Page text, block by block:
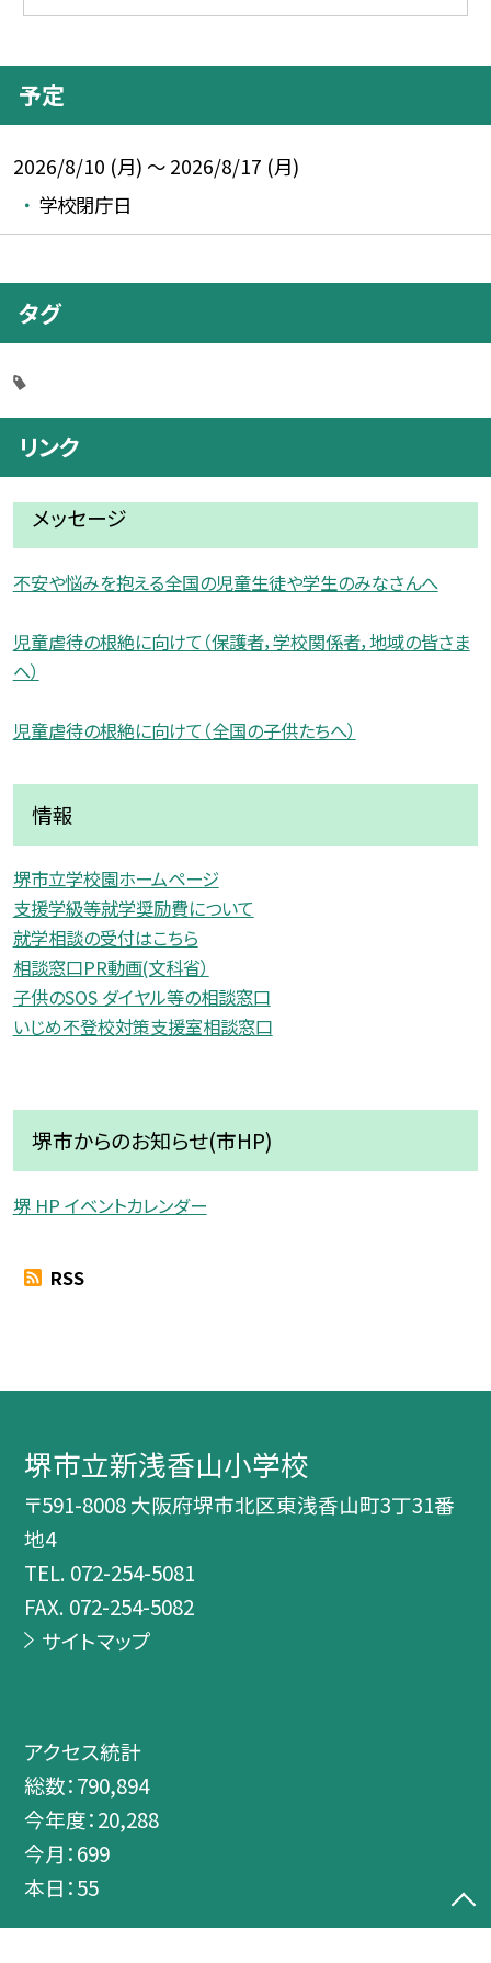
予定
2026/8/10 (月) ～ 2026/8/17 (月)
学校閉庁日
タグ
リンク
メッセージ
不安や悩みを抱える全国の児童生徒や学生のみなさんへ
児童虐待の根絶に向けて（保護者，学校関係者，地域の皆さま
へ）
児童虐待の根絶に向けて（全国の子供たちへ）
情報
堺市立学校園ホームページ
支援学級等就学奨励費について
就学相談の受付はこちら
相談窓口PR動画(文科省）
子供のSOS ダイヤル等の相談窓口
いじめ不登校対策支援室相談窓口
堺市からのお知らせ(市HP)
堺 HP イベントカレンダー
RSS
堺市立新浅香山小学校
〒591-8008 大阪府堺市北区東浅香山町3丁31番
地4
TEL. 072-254-5081
FAX. 072-254-5082
サイトマップ
アクセス統計
総数：790,894
今年度：20,288
今月：699
本日：55